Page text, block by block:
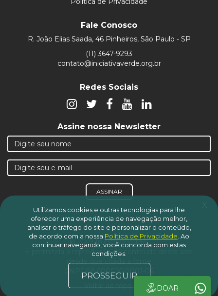
Fale Conosco
R. João Elias Saada, 46 Pinheiros, São Paulo - SP
(11) 3647-9293
contato@iniciativaverde.org.br
Redes Sociais
Assine nossa Newsletter
ASSINAR
© 2019 Iniciativa Verde.
É permitida a reprodução do conteúdo deste site,
desde que citada a fonte
CNPJ 08.606.505/0001-06
Voltar ao topo
x
Utilizamos cookies e outras tecnologias para lhe
oferecer uma experiência de navegação melhor,
analisar o tráfego do site e personalizar o conteúdo,
de acordo com a nossa Política de Privacidade Ao
continuar navegando, você concorda com estas
condições.
PROSSEGUIR
DOAR